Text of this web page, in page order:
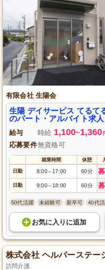
有限会社 生陽会
生陽 デイサービス てるて
のパート・アルバイト求人
給与 時給 1,100~1,360
応募要件無資格可
就業時間 休憩
日勤 8:00～ 17:00 60分
日勤 9:00～ 18:00 60分
50代活躍 未経験可 新卒可 40代
お気に入り に追加
株式会社 ヘルパーステー
訪問介護